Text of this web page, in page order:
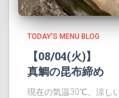
TODAY'S MENU BLOG
【08/04(火)】
真鯛の昆布締め
現在の気温30℃、涼し